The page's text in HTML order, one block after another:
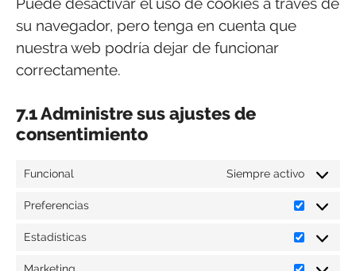
su navegador, pero tenga en cuenta que
nuestra web podría dejar de funcionar
correctamente.
7.1 Administre sus ajustes de
consentimiento
Funcional Siempre activo
Preferencias
Estadísticas